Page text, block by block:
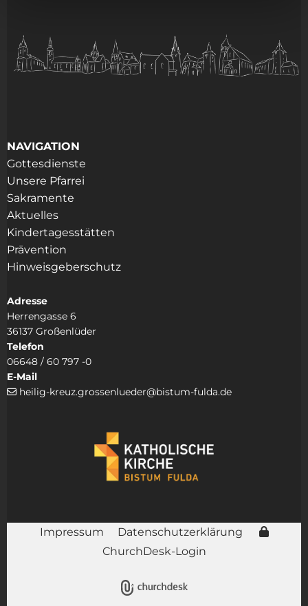
NAVIGATION
Gottesdienste
Unsere Pfarrei
Sakramente
Aktuelles
Kindertagesstätten
Prävention
Hinweisgeberschutz
Adresse
Herrengasse 6
36137 Großenlüder
Telefon
06648 / 60 797 -0
E-Mail
 heilig-kreuz.grossenlueder@bistum-fulda.de
Impressum
Datenschutzerklärung
ChurchDesk-Login